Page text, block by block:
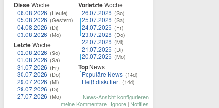
DieseWoche
06.08.2026 (Heute)
05.08.2026 (Gestern)
04.08.2026 (Di)
03.08.2026 (Mo)
LetzteWoche
02.08.2026 (So)
01.08.2026 (Sa)
31.07.2026 (Fr)
30.07.2026 (Do)
29.07.2026 (Mi)
28.07.2026 (Di)
27.07.2026 (Mo)
VorletzteWoche
26.07.2026 (So)
25.07.2026 (Sa)
24.07.2026 (Fr)
23.07.2026 (Do)
22.07.2026 (Mi)
21.07.2026 (Di)
20.07.2026 (Mo)
Top News
Populäre News (14d)
Heiß diskutiert (14d)
News-Ansicht konfigurieren
meine Kommentare | Ignore | Notifies